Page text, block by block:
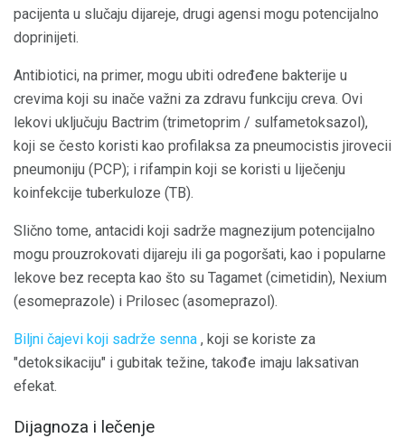
pacijenta u slučaju dijareje, drugi agensi mogu potencijalno
doprinijeti.
Antibiotici, na primer, mogu ubiti određene bakterije u
crevima koji su inače važni za zdravu funkciju creva. Ovi
lekovi uključuju Bactrim (trimetoprim / sulfametoksazol),
koji se često koristi kao profilaksa za pneumocistis jirovecii
pneumoniju (PCP); i rifampin koji se koristi u liječenju
koinfekcije tuberkuloze (TB).
Slično tome, antacidi koji sadrže magnezijum potencijalno
mogu prouzrokovati dijareju ili ga pogoršati, kao i popularne
lekove bez recepta kao što su Tagamet (cimetidin), Nexium
(esomeprazole) i Prilosec (asomeprazol).
Biljni čajevi koji sadrže senna , koji se koriste za
"detoksikaciju" i gubitak težine, takođe imaju laksativan
efekat.
Dijagnoza i lečenje